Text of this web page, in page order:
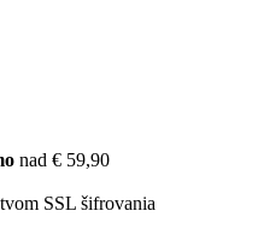
nad € 59,90
SSL šifrovania